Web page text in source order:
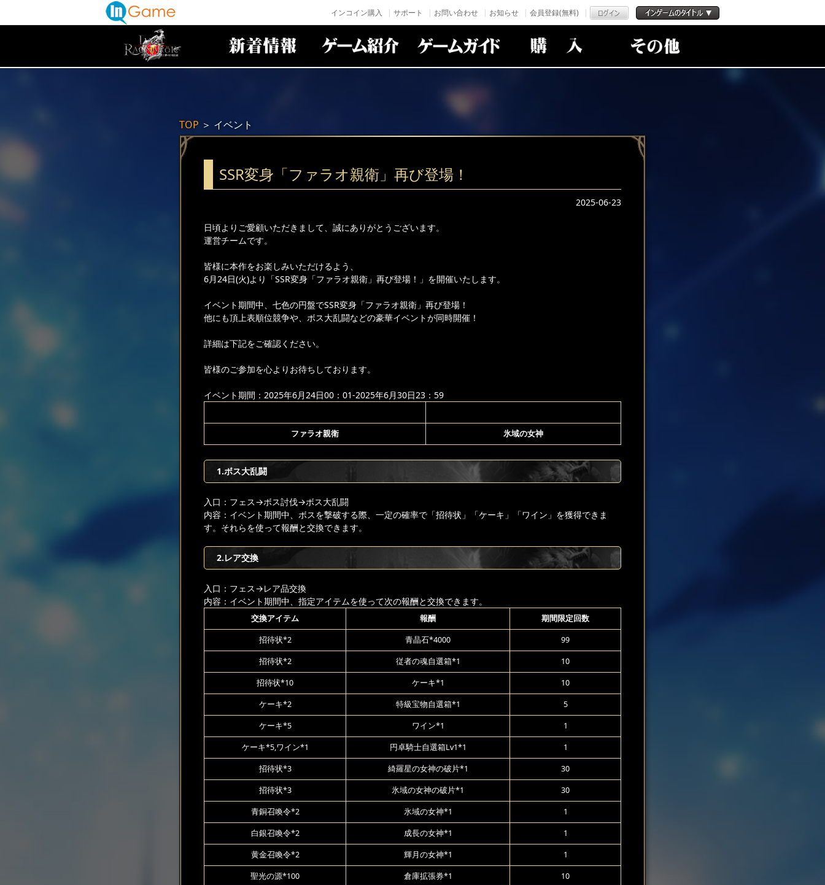
インコイン購入 サポート お問い合わせ お知らせ 会員登録(無料)
TOP ＞ イベント
SSR変身「ファラオ親衛」再び登場！
2025-06-23
日頃よりご愛顧いただきまして、誠にありがとうございます。
運営チームです。
皆様に本作をお楽しみいただけるよう、
6月24日(火)より「SSR変身「ファラオ親衛」再び登場！」を開催いたします。
イベント期間中、七色の円盤でSSR変身「ファラオ親衛」再び登場！
他にも頂上表順位競争や、ボス大乱闘などの豪華イベントが同時開催！
詳細は下記をご確認ください。
皆様のご参加を心よりお待ちしております。
イベント期間：2025年6月24日00：01-2025年6月30日23：59
ファラオ親衛 氷域の女神
1.ボス大乱闘
入口：フェス→ボス討伐→ボス大乱闘
内容：イベント期間中、ボスを撃破する際、一定の確率で「招待状」「ケーキ」「ワイン」を獲得できま
す。それらを使って報酬と交換できます。
2.レア交換
入口：フェス→レア品交換
内容：イベント期間中、指定アイテムを使って次の報酬と交換できます。
交換アイテム 報酬 期間限定回数
招待状*2 青晶石*4000 99
招待状*2 従者の魂自選箱*1 10
招待状*10 ケーキ*1 10
ケーキ*2 特級宝物自選箱*1 5
ケーキ*5 ワイン*1 1
ケーキ*5,ワイン*1 円卓騎士自選箱Lv1*1 1
招待状*3 綺羅星の女神の破片*1 30
招待状*3 氷域の女神の破片*1 30
青銅召喚令*2 氷域の女神*1 1
白銀召喚令*2 成長の女神*1 1
黄金召喚令*2 輝月の女神*1 1
聖光の源*100 倉庫拡張券*1 10